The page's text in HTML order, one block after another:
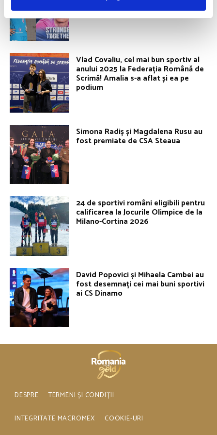
Vlad Covaliu, cel mai bun sportiv al
anului 2025 la Federația Română de
Scrimă! Amalia s-a aflat și ea pe
podium
Simona Radiș și Magdalena Rusu au
fost premiate de CSA Steaua
24 de sportivi români eligibili pentru
calificarea la Jocurile Olimpice de la
Milano-Cortina 2026
David Popovici și Mihaela Cambei au
fost desemnați cei mai buni sportivi
ai CS Dinamo
DESPRE TERMENI ȘI CONDIȚII
INTEGRITATE MACROMEX COOKIE-URI